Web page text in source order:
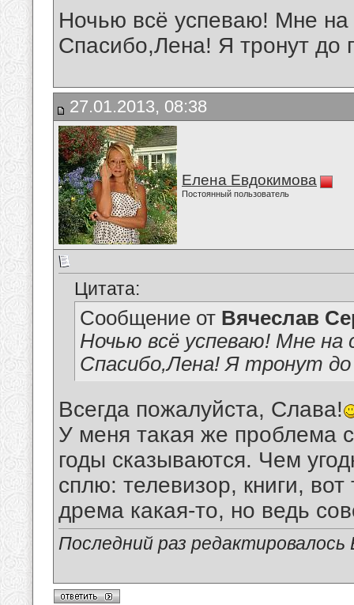
Ночью всё успеваю! Мне
Спасибо,Лена! Я тронут до
27.01.2013, 08:38
Елена Евдокимова
Постоянный пользователь
Цитата:
Сообщение от Вячеслав
Ночью всё успеваю! Мне на
Спасибо,Лена! Я тронут
Всегда пожалуйста, Слава!
У меня такая же проблема
годы сказываются. Чем
сплю: телевизор, книги,
дрема какая-то, но ведь
Последний раз